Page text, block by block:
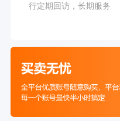
行定期回访，长期服务